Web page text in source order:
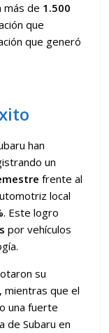
más de 1.500
que
que generó
han
un
frente al
local
. Este logro
por vehículos
su
mientras que el
una fuerte
de Subaru en